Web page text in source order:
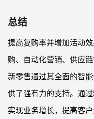
总结
提高复购率并增加活动
购、自动化营销、供应
新零售通过其全面的智
供了强有力的支持。通
实现业务增长，提高客户